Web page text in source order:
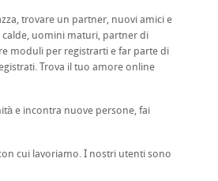
trovare un partner, nuovi amici e
uomini maturi, partner di
moduli per registrarti e far parte di
Trova il tuo amore online
e incontra nuove persone, fai
cui lavoriamo. I nostri utenti sono